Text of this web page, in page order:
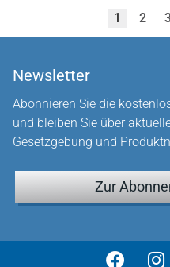
1
2
Newsletter
Abonnieren Sie die
und bleiben Sie über
Gesetzgebung und
Zur